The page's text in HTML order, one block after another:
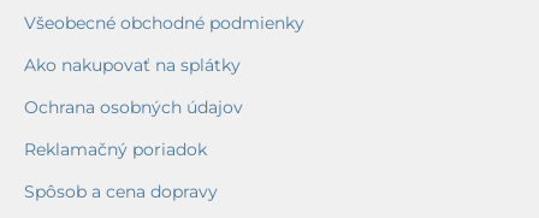
Všeobecné obchodné podmienky
Ako nakupovať na splátky
Ochrana osobných údajov
Reklamačný poriadok
Spôsob a cena dopravy